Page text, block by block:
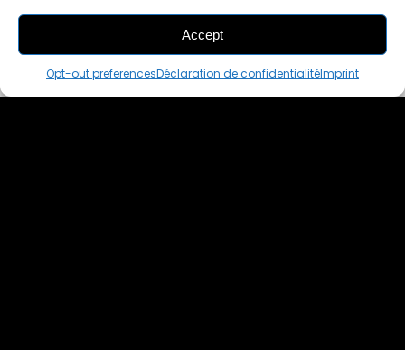
Accept
Opt-out preferencesDéclaration de confidentialitéImprint
THIS PAIR IS
ALREADY SOLD OUT